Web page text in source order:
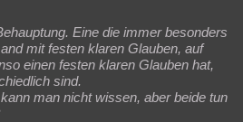
Eine die immer besonders
mit festen klaren Glauben, auf
einen festen klaren Glauben hat,
sind.
man nicht wissen, aber beide tun